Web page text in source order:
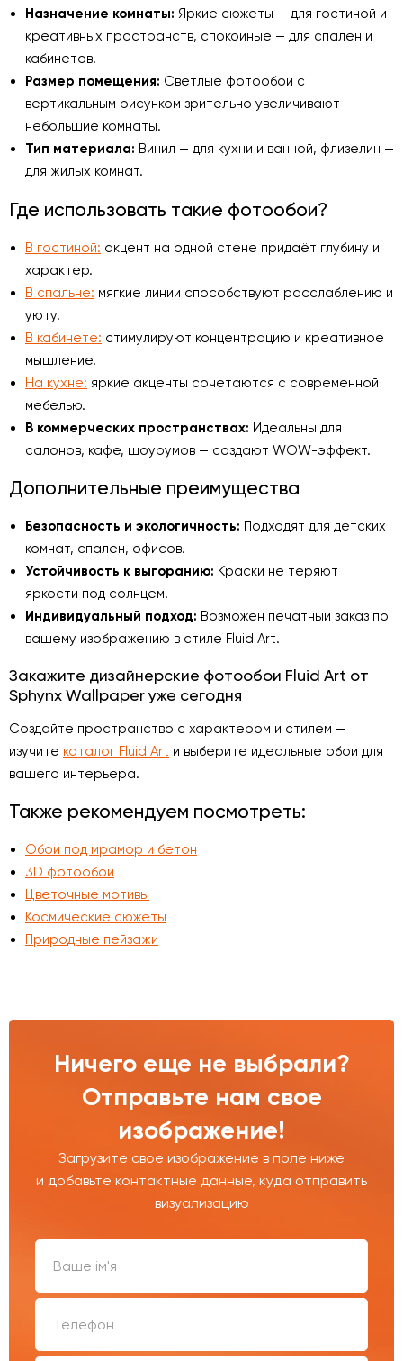
Назначение комнаты: Яркие сюжеты — для гостиной и
креативных пространств, спокойные — для спален и
кабинетов.
Размер помещения: Светлые фотообои с
вертикальным рисунком зрительно увеличивают
небольшие комнаты.
Тип материала: Винил — для кухни и ванной, флизелин —
для жилых комнат.
Где использовать такие фотообои?
В гостиной: акцент на одной стене придаёт глубину и
характер.
В спальне: мягкие линии способствуют расслаблению и
уюту.
В кабинете: стимулируют концентрацию и креативное
мышление.
На кухне: яркие акценты сочетаются с современной
мебелью.
В коммерческих пространствах: Идеальны для
салонов, кафе, шоурумов — создают WOW-эффект.
Дополнительные преимущества
Безопасность и экологичность: Подходят для детских
комнат, спален, офисов.
Устойчивость к выгоранию: Краски не теряют
яркости под солнцем.
Индивидуальный подход: Возможен печатный заказ по
вашему изображению в стиле Fluid Art.
Закажите дизайнерские фотообои Fluid Art от
Sphynx Wallpaper уже сегодня
Создайте пространство с характером и стилем —
изучите каталог Fluid Art и выберите идеальные обои для
вашего интерьера.
Также рекомендуем посмотреть:
Обои под мрамор и бетон
3D фотообои
Цветочные мотивы
Космические сюжеты
Природные пейзажи
Ничего еще не выбрали?
Отправьте нам свое
изображение!
Загрузите свое изображение в поле ниже
и добавьте контактные данные, куда отправить
визуализацию